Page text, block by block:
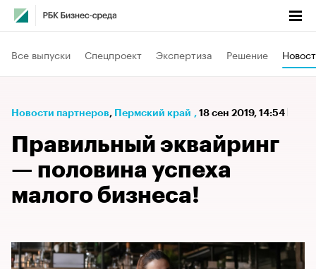
Все выпуски Спецпроект Экспертиза Решение
Новости партнеров⁠, Пермский край , 18 сен 2019, 14:54
Правильный эквайринг
— половина успеха
малого бизнеса!